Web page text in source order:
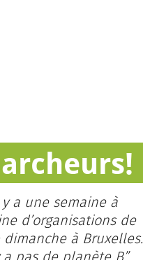
a une semaine à
d’organisations de
à Bruxelles.
pas de planète B”,